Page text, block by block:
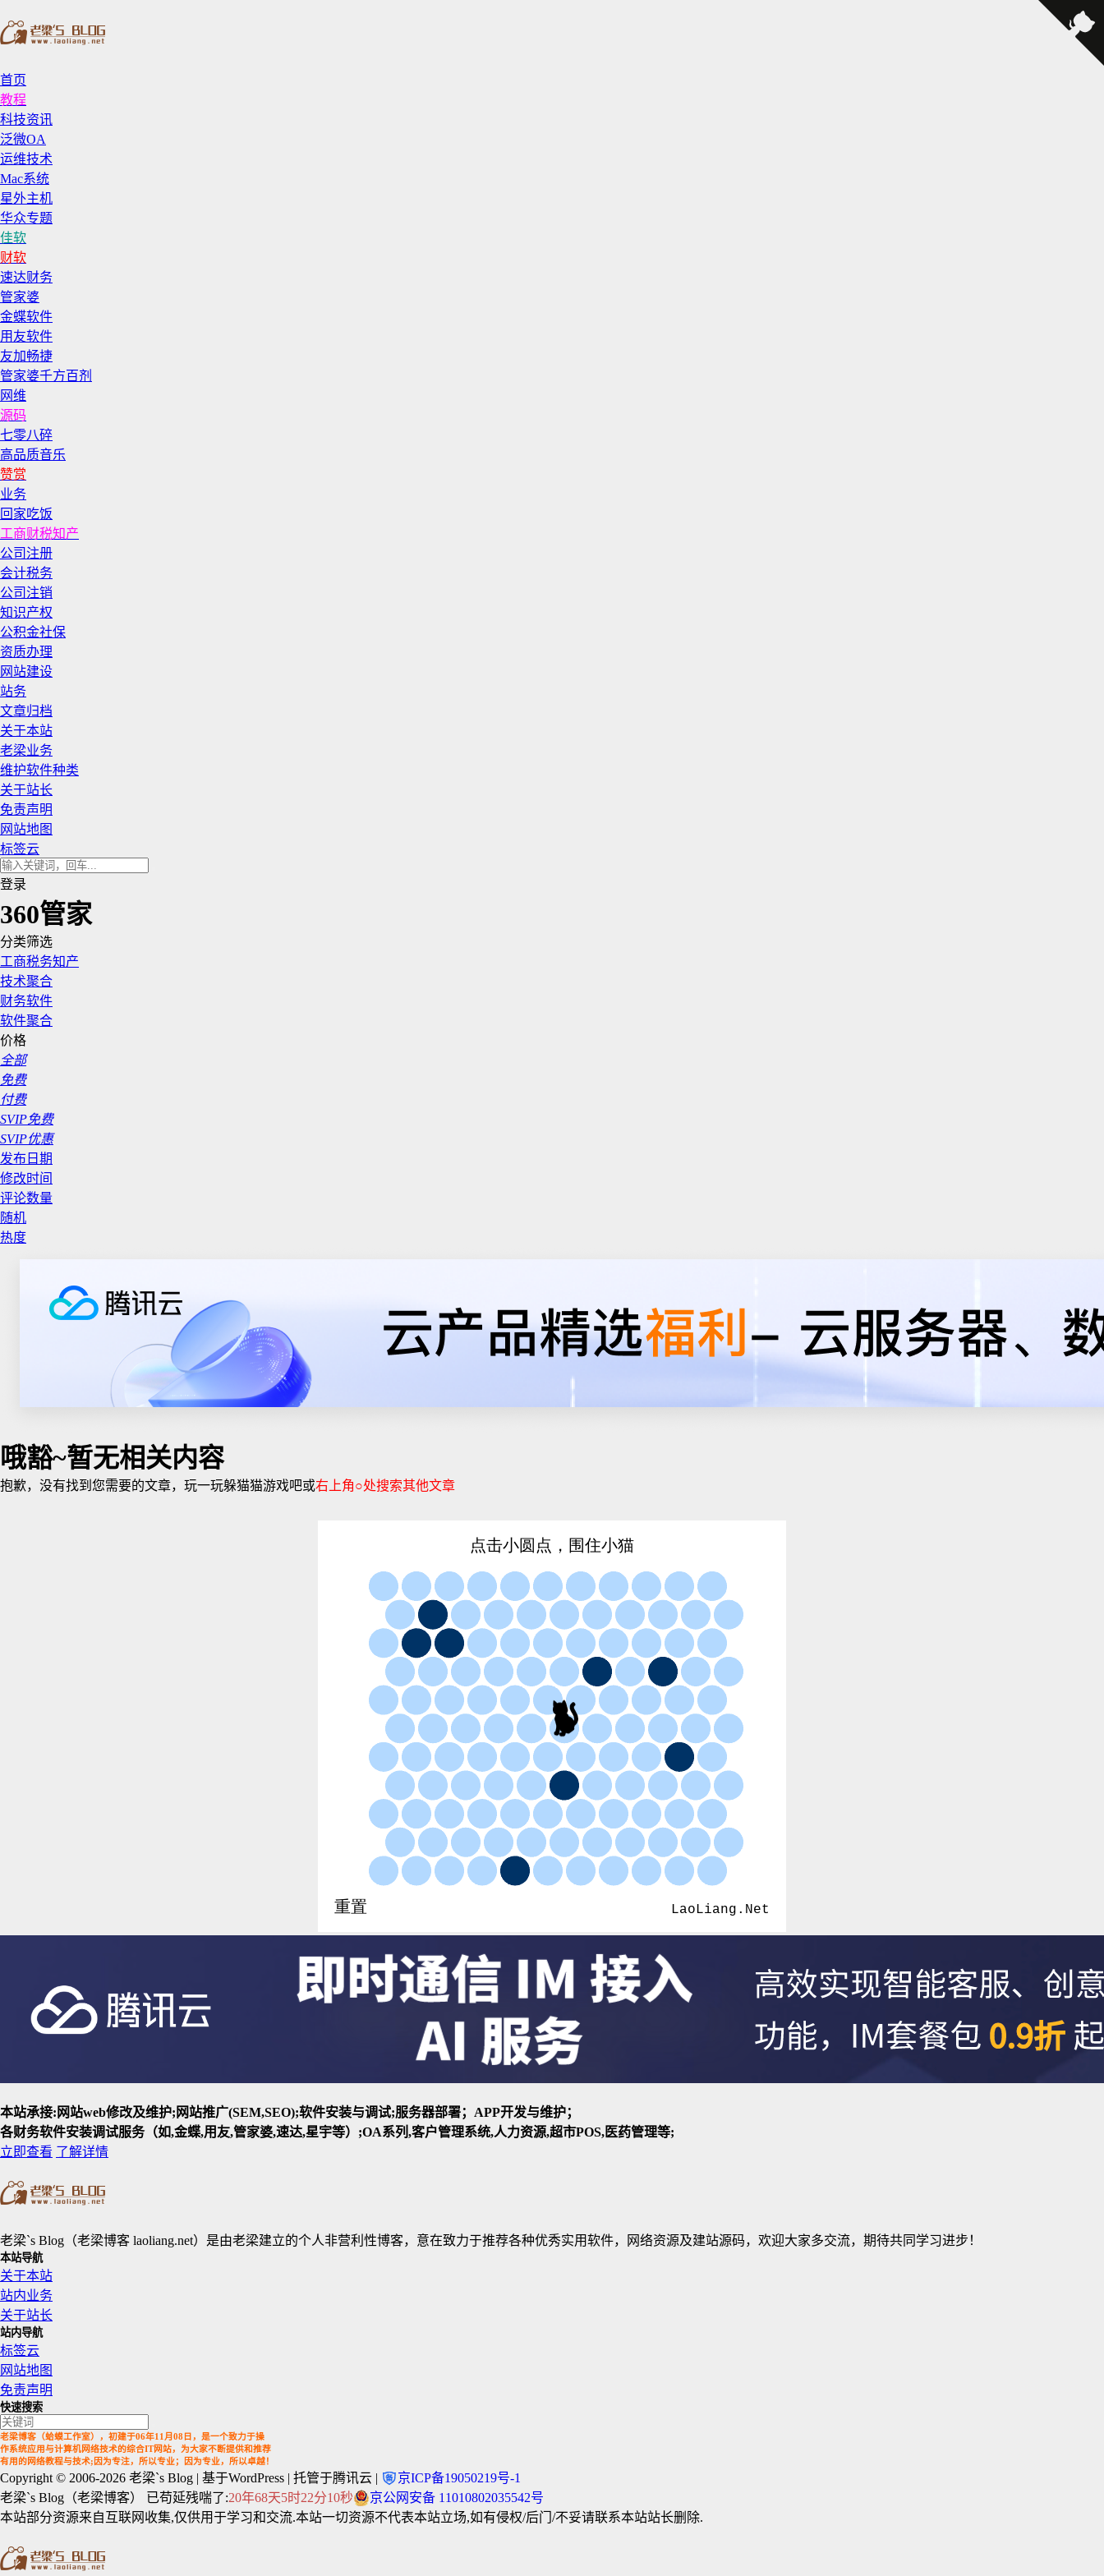
首页
教程
科技资讯
泛微OA
运维技术
Mac系统
星外主机
华众专题
佳软
财软
速达财务
管家婆
金蝶软件
用友软件
友加畅捷
管家婆千方百剂
网维
源码
七零八碎
高品质音乐
赞赏
业务
回家吃饭
工商财税知产
公司注册
会计税务
公司注销
知识产权
公积金社保
资质办理
网站建设
站务
文章归档
关于本站
老梁业务
维护软件种类
关于站长
免责声明
网站地图
标签云
登录
360管家
分类筛选
工商税务知产
技术聚合
财务软件
软件聚合
价格
全部
免费
付费
SVIP免费
SVIP优惠
发布日期
修改时间
评论数量
随机
热度
哦豁~暂无相关内容
抱歉，没有找到您需要的文章，玩一玩躲猫猫游戏吧或右上角○处搜索其他文章
本站承接:网站web修改及维护;网站推广(SEM,SEO);软件安装与调试;服务器部署；APP开发与维护；
各财务软件安装调试服务（如,金蝶,用友,管家婆,速达,星宇等）;OA系列,客户管理系统,人力资源,超市POS,医药管理等;
立即查看 了解详情
老梁`s Blog（老梁博客 laoliang.net）是由老梁建立的个人非营利性博客，意在致力于推荐各种优秀实用软件，网络资源及建站源码，欢迎大家多交流，期待共同学习进步！
本站导航
关于本站
站内业务
关于站长
站内导航
标签云
网站地图
免责声明
快速搜索
老梁博客（蛤蟆工作室），初建于06年11月08日，是一个致力于操
作系统应用与计算机网络技术的综合IT网站，为大家不断提供和推荐
有用的网络教程与技术;因为专注，所以专业；因为专业，所以卓越！
Copyright © 2006-2026 老梁`s Blog | 基于WordPress | 托管于腾讯云 |
京ICP备19050219号-1
老梁`s Blog（老梁博客） 已苟延残喘了:20年68天5时22分11秒
京公网安备 11010802035542号
本站部分资源来自互联网收集,仅供用于学习和交流.本站一切资源不代表本站立场,如有侵权/后门/不妥请联系本站站长删除.